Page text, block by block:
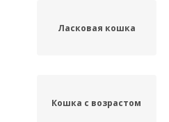
Ласковая кошка
Кошка с возрастом